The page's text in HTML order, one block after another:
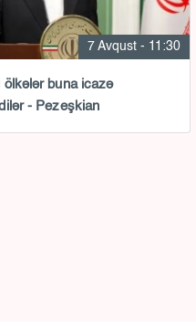
7 Avqust - 11:30
ölkələr buna icazə
- Pezeşkian